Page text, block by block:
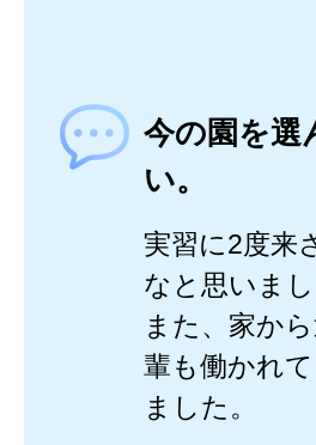
今の園を選
い。
実習に2度来
なと思いまし
また、家か
輩も働かれ
ました。